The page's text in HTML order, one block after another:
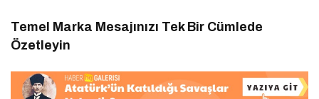
Temel Marka Mesajınızı Tek Bir Cümlede
Özetleyin